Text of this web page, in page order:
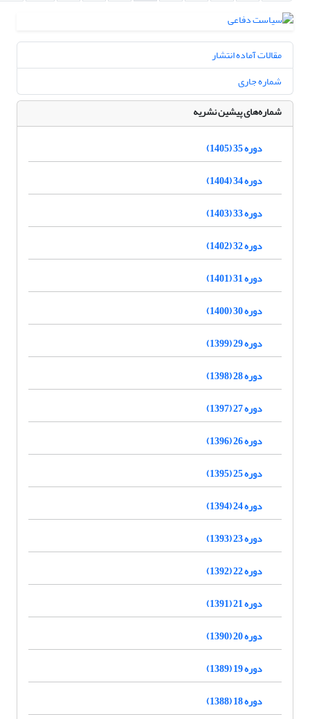
مقالات آماده انتشار
شماره جاری
شماره‌های پیشین نشریه
دوره 35 (1405)
دوره 34 (1404)
دوره 33 (1403)
دوره 32 (1402)
دوره 31 (1401)
دوره 30 (1400)
دوره 29 (1399)
دوره 28 (1398)
دوره 27 (1397)
دوره 26 (1396)
دوره 25 (1395)
دوره 24 (1394)
دوره 23 (1393)
دوره 22 (1392)
دوره 21 (1391)
دوره 20 (1390)
دوره 19 (1389)
دوره 18 (1388)